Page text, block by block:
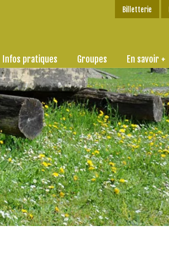
Billetterie
Infos pratiques Groupes En savoir +